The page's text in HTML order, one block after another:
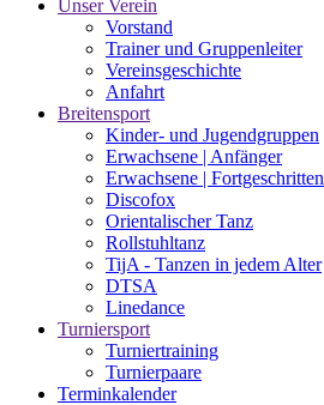
Unser Verein
Vorstand
Trainer und Gruppenleiter
Vereinsgeschichte
Anfahrt
Breitensport
Kinder- und Jugendgruppen
Erwachsene | Anfänger
Erwachsene | Fortgeschritten
Discofox
Orientalischer Tanz
Rollstuhltanz
TijA - Tanzen in jedem Alter
DTSA
Linedance
Turniersport
Turniertraining
Turnierpaare
Terminkalender